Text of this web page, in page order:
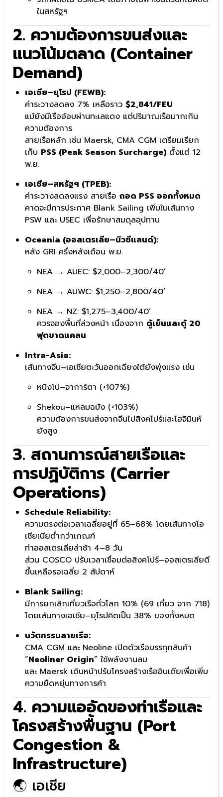
ในสหรัฐฯ
2. ความต้องการขนส่งและ
แนวโน้มตลาด (Container
Demand)
เอเชีย–ยุโรป (FEWB):
ค่าระวางลดลง 7% เหลือราว $2,841/FEU
แม้ยังมีเรืออ้อมผ่านทะเลแดง แต่ปริมาณเรือมากเกิน
ความต้องการ
สายเรือหลัก เช่น Maersk, CMA CGM เตรียมเรียก
เก็บ PSS (Peak Season Surcharge) ตั้งแต่ 12
พ.ย.
เอเชีย–สหรัฐฯ (TPEB):
ค่าระวางลดลงแรง สายเรือ ถอด PSS ออกทั้งหมด
คาดจะมีการประกาศ Blank Sailing เพิ่มในเส้นทาง
PSW และ USEC เพื่อรักษาสมดุลอุปทาน
Oceania (ออสเตรเลีย–นิวซีแลนด์):
หลัง GRI ครึ่งหลังเดือน พ.ย.
NEA → AUEC: $2,000–2,300/40’
NEA → AUWC: $1,250–2,800/40’
NEA → NZ: $1,275–3,400/40’
ควรจองพื้นที่ล่วงหน้า เนื่องจาก ตู้เย็นและตู้ 20
ฟุตขาดแคลน
Intra-Asia:
เส้นทางจีน–เอเชียตะวันออกเฉียงใต้ยังพุ่งแรง เช่น
หนิงโป–จาการ์ตา (+107%)
Shekou–แหลมฉบัง (+103%)
ความต้องการขนส่งจากจีนไปสิงคโปร์และโฮจิมินห์
ยังสูง
3. สถานการณ์สายเรือและ
การปฏิบัติการ (Carrier
Operations)
Schedule Reliability:
ความตรงต่อเวลาเฉลี่ยอยู่ที่ 65–68% โดยเส้นทางโอ
เชียเนียต่ำกว่าเกณฑ์
ท่าออสเตรเลียล่าช้า 4–8 วัน
ส่วน COSCO ปรับเวลาเชื่อมต่อสิงคโปร์–ออสเตรเลียดี
ขึ้นเหลือรอเฉลี่ย 2 สัปดาห์
Blank Sailing:
มีการยกเลิกเที่ยวเรือทั่วโลก 10% (69 เที่ยว จาก 718)
โดยเส้นทางเอเชีย–ยุโรปคิดเป็น 38% ของทั้งหมด
นวัตกรรมสายเรือ:
CMA CGM และ Neoline เปิดตัวเรือบรรทุกสินค้า
“Neoliner Origin” ใช้พลังงานลม
และ Maersk เดินหน้าปรับโครงสร้างเรืออินเดียเพื่อเพิ่ม
ความยืดหยุ่นทางการค้า
4. ความแออัดของท่าเรือและ
โครงสร้างพื้นฐาน (Port
Congestion &
Infrastructure)
🌏 เอเชีย